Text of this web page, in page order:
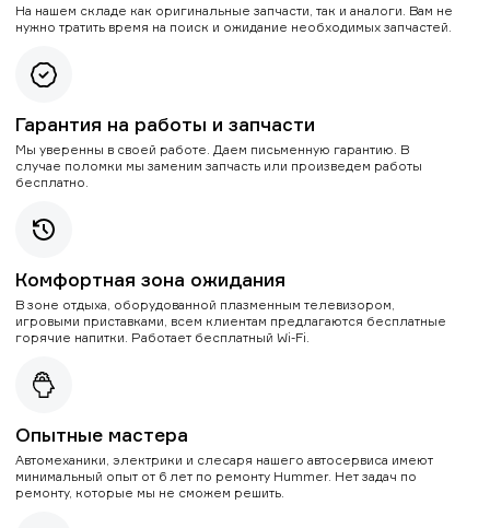
На нашем складе как оригинальные запчасти, так и аналоги. Вам не
нужно тратить время на поиск и ожидание необходимых запчастей.
Гарантия на работы и запчасти
Мы уверенны в своей работе. Даем письменную гарантию. В
случае поломки мы заменим запчасть или произведем работы
бесплатно.
Комфортная зона ожидания
В зоне отдыха, оборудованной плазменным телевизором,
игровыми приставками, всем клиентам предлагаются бесплатные
горячие напитки. Работает бесплатный Wi-Fi.
Опытные мастера
Автомеханики, электрики и слесаря нашего автосервиса имеют
минимальный опыт от 6 лет по ремонту Hummer. Нет задач по
ремонту, которые мы не сможем решить.